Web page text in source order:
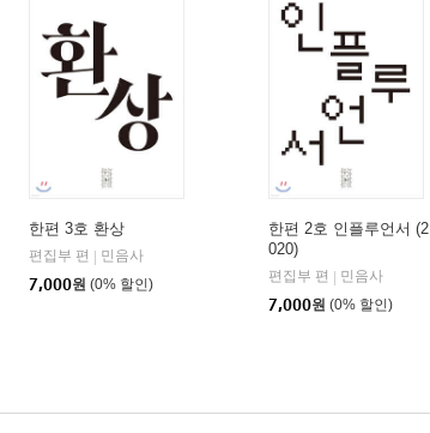
한편 3호 환상
편집부 편
민음사
7,000원 (0% 할인)
한편 2호 인플루언서 (2
020)
편집부 편
민음사
7,000원 (0% 할인)